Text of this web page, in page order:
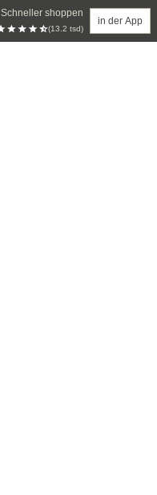
Schneller shoppen
(13.2 tsd)
in der App